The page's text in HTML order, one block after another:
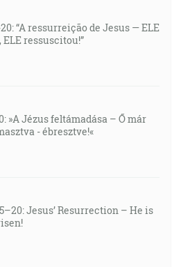
“A ressurreição de Jesus — ELE
ressuscitou!”
»A Jézus feltámadása – Ő már
- ébresztve!«
Jesus’ Resurrection – He is